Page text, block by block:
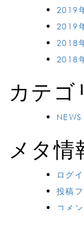
2019
2019
2018
2018
カテゴ
NEWS
メタ情
ログ
投稿
コメ